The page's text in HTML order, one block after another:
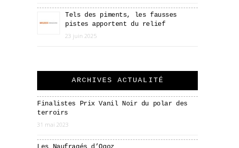
Tels des piments, les fausses
pistes apportent du relief
23 juin 2025
ARCHIVES ACTUALITÉ
Finalistes Prix Vanil Noir du polar des
terroirs
31 mai 2023